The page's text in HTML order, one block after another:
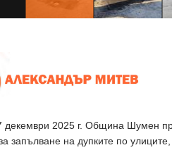
декември 2025 г. Община Шумен
запълване на дупките по